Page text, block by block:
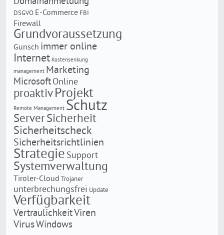
DSGVO E-Commerce FBI
Firewall
Grundvoraussetzung
Gunsch immer online
Internet Kostensenkung
management Marketing
Microsoft Online
proaktivProjekt
Remote Management Schutz
ServerSicherheit
Sicherheitscheck
Sicherheitsrichtlinien
Strategie Support
Systemverwaltung
Tiroler-Cloud Trojaner
unterbrechungsfrei Update
Verfügbarkeit
VertraulichkeitViren
VirusWindows